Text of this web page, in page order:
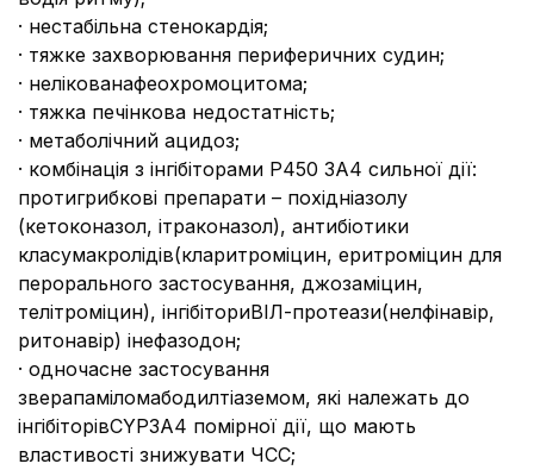
· нестабільна стенокардія;
· тяжке захворювання периферичних судин;
· нелікованафеохромоцитома;
· тяжка печінкова недостатність;
· метаболічний ацидоз;
· комбінація з інгібіторами P450 3A4 сильної дії:
протигрибкові препарати – похідніазолу
(кетоконазол, ітраконазол), антибіотики
класумакролідів(кларитроміцин, еритроміцин для
перорального застосування, джозаміцин,
телітроміцин), інгібіториВІЛ-протеази(нелфінавір,
ритонавір) інефазодон;
· одночасне застосування
зверапаміломабодилтіаземом, які належать до
інгібіторівCYP3A4 помірної дії, що мають
властивості знижувати ЧСС;